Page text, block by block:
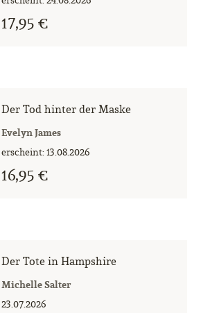
17,95 €
Der Tod hinter der Maske
Evelyn James
erscheint: 13.08.2026
16,95 €
Der Tote in Hampshire
Michelle Salter
23.07.2026